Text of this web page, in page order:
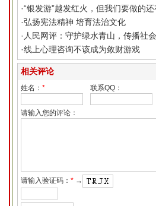
·“银发游”越发红火，但我们要做的
·弘扬宪法精神 培育法治文化
· 人民网评：守护绿水青山，传播社
·线上心理咨询不该成为敛财游戏
相关评论
姓名： * 联系QQ：
请输入您的评论：
请输入验证码： *→